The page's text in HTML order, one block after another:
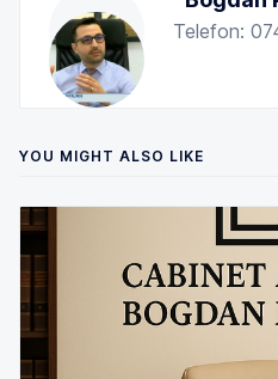
Telefon:
YOU MIGHT ALSO LIKE